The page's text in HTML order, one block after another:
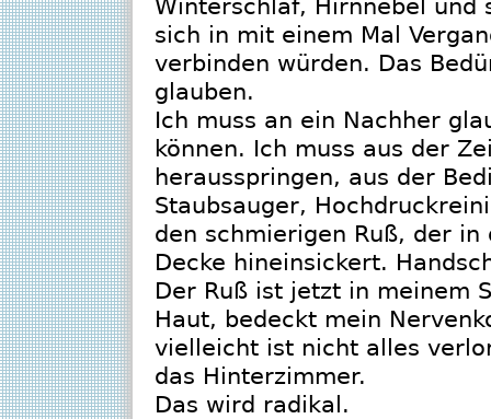
Winterschlaf, Hirnnebel und
sich in mit einem Mal
verbinden würden. Das
glauben.
Ich muss an ein Nachher
können. Ich muss aus der
herausspringen, aus der
Staubsauger,
den schmierigen Ruß, der
Decke hineinsickert.
Der Ruß ist jetzt in meinem
Haut, bedeckt mein
vielleicht ist nicht alles
das Hinterzimmer.
Das wird radikal.